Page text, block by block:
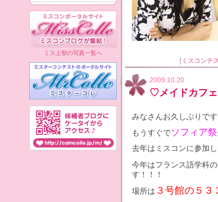
[ ミスコンテ
2009.10.20
♡メイドカフ
みなさんお久しぶりで
もうすぐでソフィア祭
去年はミスコンに参加
今年はフランス語学科
す！！！
場所は ３号館の５３
ミス上智の写真一覧へ